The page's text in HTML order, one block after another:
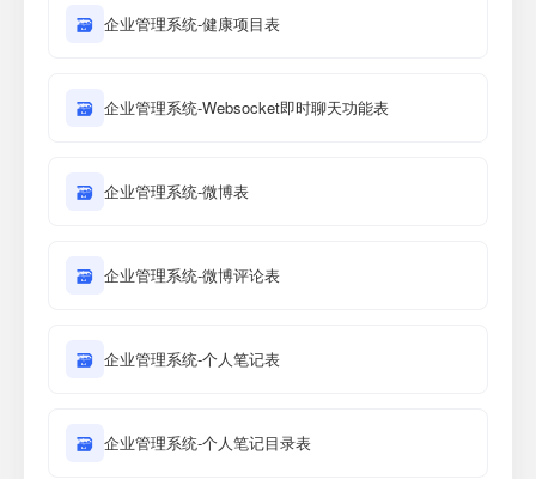
🗃 企业管理系统-健康项目表
🗃 企业管理系统-Websocket即时聊天功能表
🗃 企业管理系统-微博表
🗃 企业管理系统-微博评论表
🗃 企业管理系统-个人笔记表
🗃 企业管理系统-个人笔记目录表